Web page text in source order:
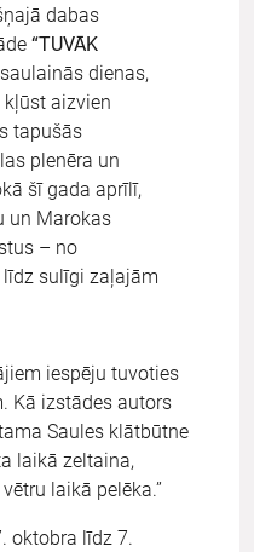
dabas
“TUVĀK
dienas,
aizvien
tapušās
plenēra un
šī gada aprīlī,
un Marokas
– no
sulīgi zaļajām
iespēju tuvoties
Kā izstādes autors
Saules klātbūtne
laikā zeltaina,
laikā pelēka.”
oktobra līdz 7.